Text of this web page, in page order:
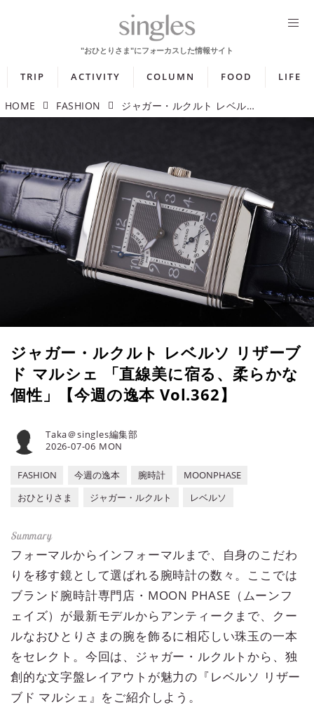
TRIP ACTIVITY COLUMN FOOD LIFE
HOME FASHION ジャガー・ルクルト レベルソ リザーブド マルシェ 「直線美に宿る、柔らかな個性」【今週の逸本 Vol.362】
ジャガー・ルクルト レベルソ リザーブ
ド マルシェ 「直線美に宿る、柔らかな
個性」【今週の逸本 Vol.362】
2026-07-06 MON
Taka＠singles編集部
FASHION 今週の逸本 腕時計
MOONPHASE
おひとりさま
ジャガー・ルクルト レベルソ
フォーマルからインフォーマルまで、自身のこだわ
りを移す鏡として選ばれる腕時計の数々。ここでは
ブランド腕時計専門店・MOON PHASE（ムーンフ
ェイズ）が最新モデルからアンティークまで、クー
ルなおひとりさまの腕を飾るに相応しい珠玉の一本
をセレクト。今回は、ジャガー・ルクルトから、独
創的な文字盤レイアウトが魅力の『レベルソ リザー
ブド マルシェ』をご紹介しよう。